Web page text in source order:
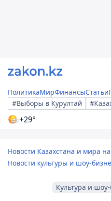
ПолитикаМирФинансыСтатьи
#Выборы в Курултай
+29°
Новости Казахстана и мира
Новости культуры и шоу-
Культура и